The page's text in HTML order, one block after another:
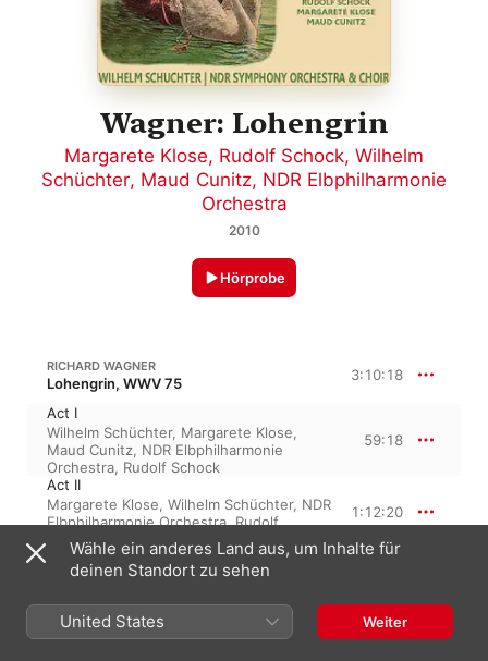
Wagner: Lohengrin
Margarete Klose, Rudolf Schock, Wilhelm
Schüchter, Maud Cunitz, NDR Elbphilharmonie
Orchestra
2010
Hörprobe
RICHARD WAGNER
Lohengrin, WWV 75 3:10:18
Act I
Wilhelm Schüchter, Margarete Klose,
Maud Cunitz, NDR Elbphilharmonie
Orchestra, Rudolf Schock
59:18
Act II
Margarete Klose, Wilhelm Schüchter, NDR
Elbphilharmonie Orchestra,Rudolf
Schock ,Maud Cunitz
1:12:20
Act III
Rudolf Schock,Wilhelm Schüchter
Elbphilharmonie Orchestra
Wähle ein anderes Land aus, um Inhalte für
deinen Standort zu sehen
United States Weiter